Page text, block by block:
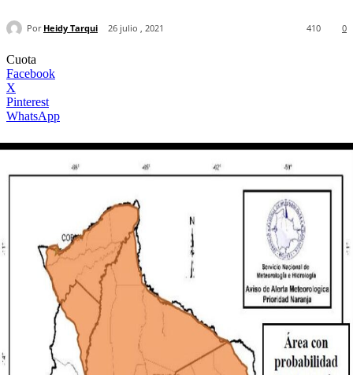
Por Heidy Tarqui 26 julio , 2021 0
410
Cuota
Facebook
X
Pinterest
WhatsApp